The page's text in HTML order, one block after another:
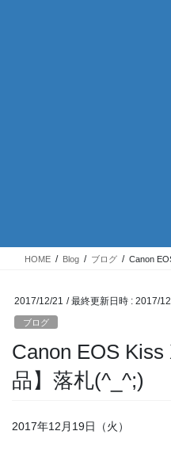
HOME Blog ブログ Canon
2017/12/21 / 最終更新日時 : 2017/
ブログ
Canon EOS
品】落札(^_^;)
2017年12月19日（火）